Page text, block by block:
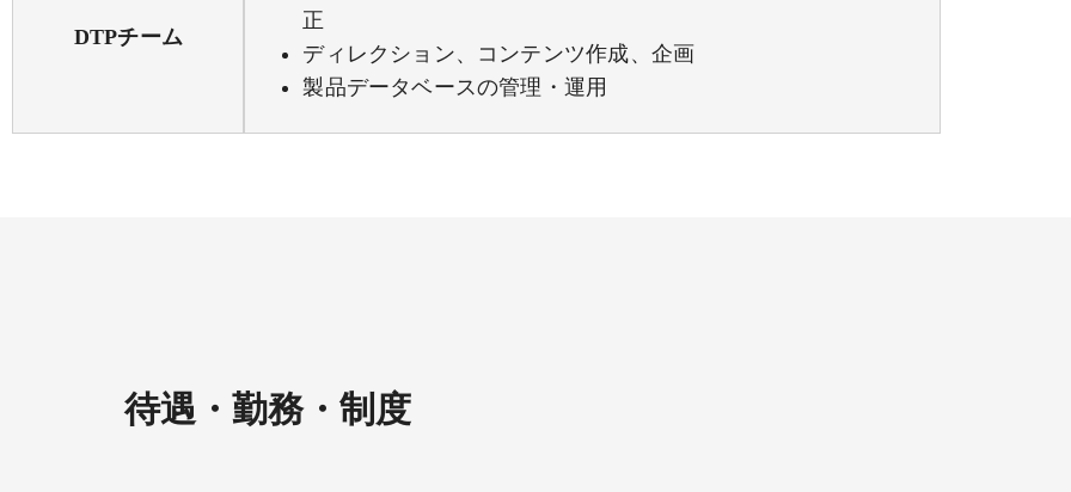
DTPチーム
正
ディレクション、コンテンツ作成、企画
製品データベースの管理・運用
待遇・勤務・制度